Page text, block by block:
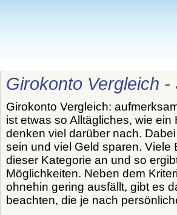
Girokonto Vergleich
Girokonto Vergleich:
ist etwas so Alltägliches, wie
denken viel darüber nach.
sein und viel Geld sparen.
dieser Kategorie an und so
Möglichkeiten. Neben dem
ohnehin gering ausfällt, gibt es
beachten, die je nach